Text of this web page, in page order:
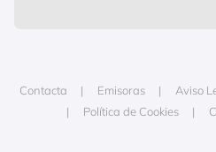
Contacta Emisoras Aviso
Política de Cookies